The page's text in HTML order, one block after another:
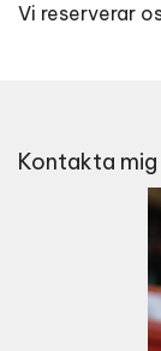
Vi reserverar
Kontakta